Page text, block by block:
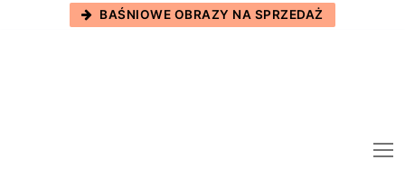
BAŚNIOWE OBRAZY NA SPRZEDAŻ